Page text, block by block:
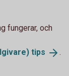
fungerar, och
tips .